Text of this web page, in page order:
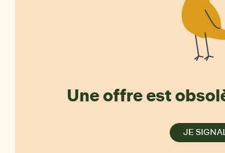
Une offre est
JE